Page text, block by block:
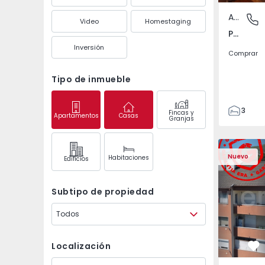
Video Homestaging
Inversión
Tipo de inmueble
Apartamentos Casas Fincas y
Granjas
Edifícios Habitaciones
Subtipo de propiedad
Todos
Localización
Póvoa
Apartamento
Póvoa de Varzim, Beiriz e Argivai, Porto
Comprar
3
138
153
2
Nuevo
Apartamento T2